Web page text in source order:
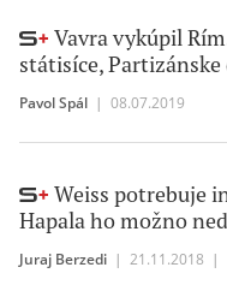
Vavra vykúpil
státisíce,
Pavol Spál | 08.07.2019
Weiss potrebuje
Hapala ho možno
Juraj Berzedi | 21.11.2018 |